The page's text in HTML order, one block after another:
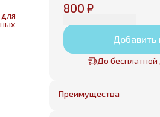
800 ₽
Добавить
До бесплатной
Преимущества
Оплата частями в Сплит